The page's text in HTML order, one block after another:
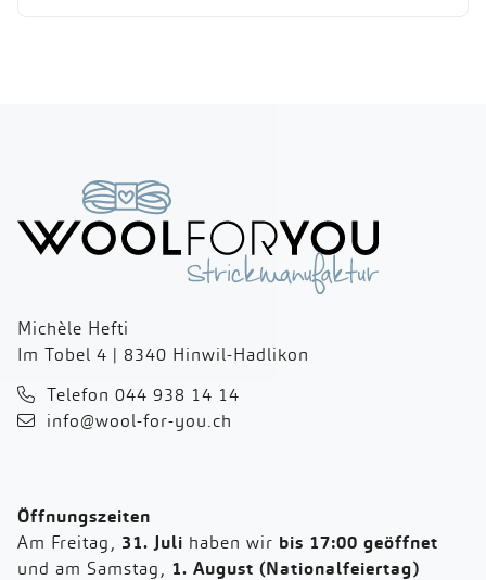
Michèle Hefti
Im Tobel 4 | 8340 Hinwil-Hadlikon
Telefon 044 938 14 14
info@wool-for-you.ch
Öffnungszeiten
Am Freitag, 31. Juli haben wir bis 17:00 geöffnet
und am Samstag, 1. August (Nationalfeiertag)